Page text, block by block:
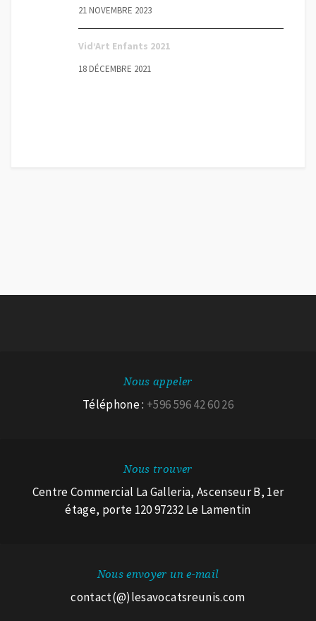
21 NOVEMBRE 2023
Vid’Art Enfants 2021
18 DÉCEMBRE 2021
Nous appeler
Téléphone : +596 596 42 60 26
Nous trouver
Centre Commercial La Galleria, Ascenseur B, 1er
étage, porte 120 97232 Le Lamentin
Nous envoyer un e-mail
contact(@)lesavocatsreunis.com